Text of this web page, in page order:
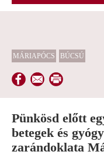
MÁRIAPÓCS BÚCSÚ
Pünkösd előtt
betegek és
zarándoklata